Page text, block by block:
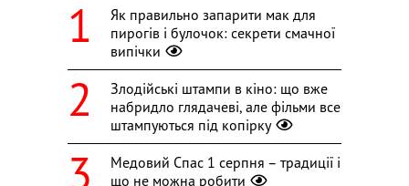
Як правильно запарити мак для
пирогів і булочок: секрети смачної
випічки
Злодійські штампи в кіно: що вже
набридло глядачеві, але фільми все
штампуються під копірку
Медовий Спас 1 серпня – традиції і
що не можна робити